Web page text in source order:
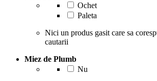
Ochet
Paleta
Nici un produs gasit care sa
cautarii
Miez de Plumb
Nu